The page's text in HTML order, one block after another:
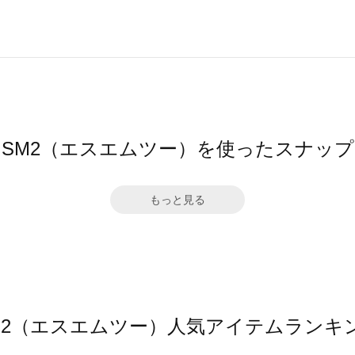
SM2（エスエムツー）を使ったスナップ
もっと見る
（エスエムツー）人気アイテムランキ